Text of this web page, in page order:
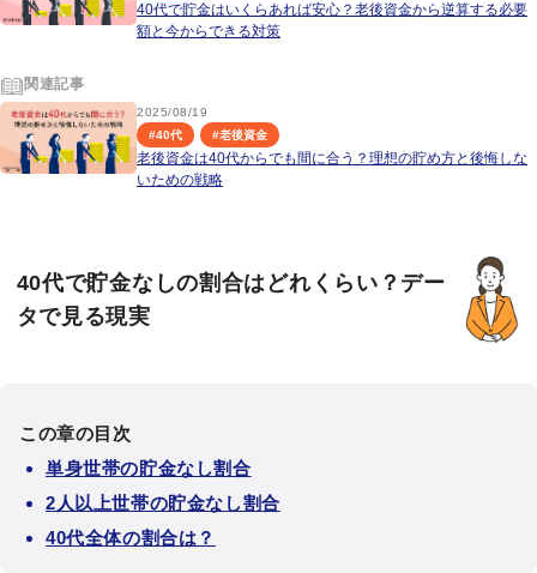
40代で貯金はいくらあれば安心？老後資金から逆算する必要
額と今からできる対策
関連記事
2025/08/19
#40代 #老後資金
老後資金は40代からでも間に合う？理想の貯め方と後悔しな
いための戦略
40代で貯金なしの割合はどれくらい？デー
タで見る現実
この章の目次
単身世帯の貯金なし割合
2人以上世帯の貯金なし割合
40代全体の割合は？